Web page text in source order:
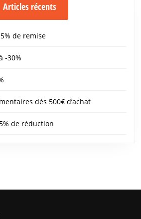
Articles récents
de remise
-30%
dès 500€ d’achat
de réduction